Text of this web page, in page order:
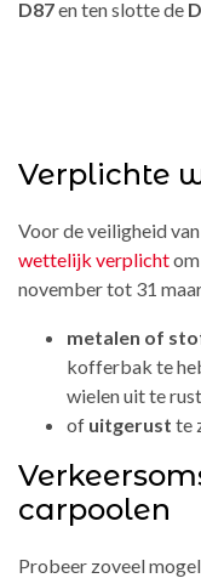
D87en ten slotte de
Verplichte
Voor de veiligheid
wettelijk verplicht
november tot 31
metalen of
kofferbak te
wielen uit te
of uitgerust te
carpoolen
Probeer zoveel